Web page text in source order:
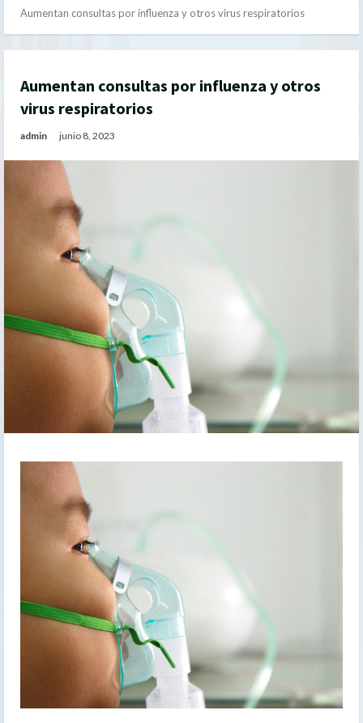
Aumentan consultas por influenza y otros virus respiratorios
Aumentan consultas por influenza y otros
virus respiratorios
admin junio 8, 2023